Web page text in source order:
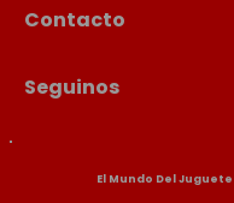
Contacto
Seguinos
El Mundo Del Juguete